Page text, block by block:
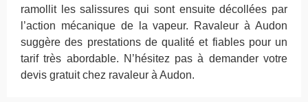
ramollit les salissures qui sont ensuite décollées par
l’action mécanique de la vapeur. Ravaleur à Audon
suggère des prestations de qualité et fiables pour un
tarif très abordable. N’hésitez pas à demander votre
devis gratuit chez ravaleur à Audon.